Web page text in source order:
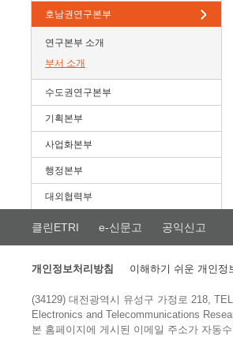
호남권연구본부
연구본부 소개
부서 소개
수도권연구본부
기획본부
사업화본부
행정본부
대외협력부
클린ETRI e-신문고 공익신고
개인정보처리방침 이해하기 쉬운 개인정
(34129) 대전광역시 유성구 가정로 218, TEL
Electronics and Telecommunications
본 홈페이지에 게시된 이메일 주소가 자동